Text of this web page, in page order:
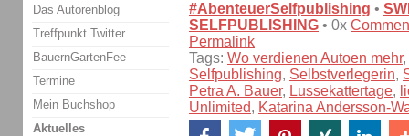
#AbenteuerSelfpublishing •
SELFPUBLISHING • 0x
Permalink
Tags: Wo verdienen Autoen mehr,
Selfpublishing, Selbstverlegerin,
Petra A. Bauer, Lussekattertage,
Unlimited, Katarina Andersson-
Das Autorenblog
Treffpunkt Twitter
BauernGartenFee
Termine
Mein Buchshop
Aktuelles